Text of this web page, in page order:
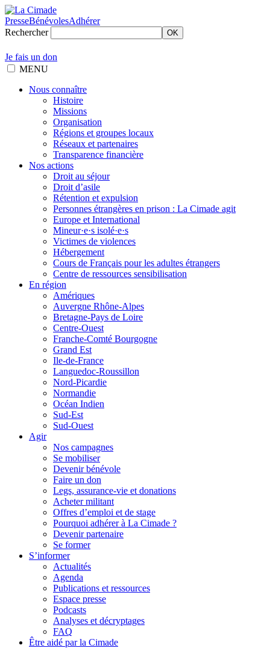
PresseBénévolesAdhérer
Rechercher
OK
Je fais un don
MENU
Nous connaître
Histoire
Missions
Organisation
Régions et groupes locaux
Réseaux et partenaires
Transparence financière
Nos actions
Droit au séjour
Droit d’asile
Rétention et expulsion
Personnes étrangères en prison : La Cimade agit
Europe et International
Mineur·e·s isolé·e·s
Victimes de violences
Hébergement
Cours de Français pour les adultes étrangers
Centre de ressources sensibilisation
En région
Amériques
Auvergne Rhône-Alpes
Bretagne-Pays de Loire
Centre-Ouest
Franche-Comté Bourgogne
Grand Est
Ile-de-France
Languedoc-Roussillon
Nord-Picardie
Normandie
Océan Indien
Sud-Est
Sud-Ouest
Agir
Nos campagnes
Se mobiliser
Devenir bénévole
Faire un don
Legs, assurance-vie et donations
Acheter militant
Offres d’emploi et de stage
Pourquoi adhérer à La Cimade ?
Devenir partenaire
Se former
S’informer
Actualités
Agenda
Publications et ressources
Espace presse
Podcasts
Analyses et décryptages
FAQ
Être aidé par la Cimade